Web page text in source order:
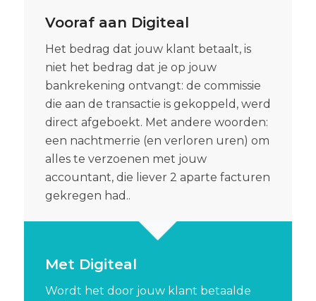
Vooraf aan Digiteal
Het bedrag dat jouw klant betaalt, is
niet het bedrag dat je op jouw
bankrekening ontvangt: de commissie
die aan de transactie is gekoppeld, werd
direct afgeboekt. Met andere woorden:
een nachtmerrie (en verloren uren) om
alles te verzoenen met jouw
accountant, die liever 2 aparte facturen
gekregen had..
Met Digiteal
Wordt het door jouw klant betaalde